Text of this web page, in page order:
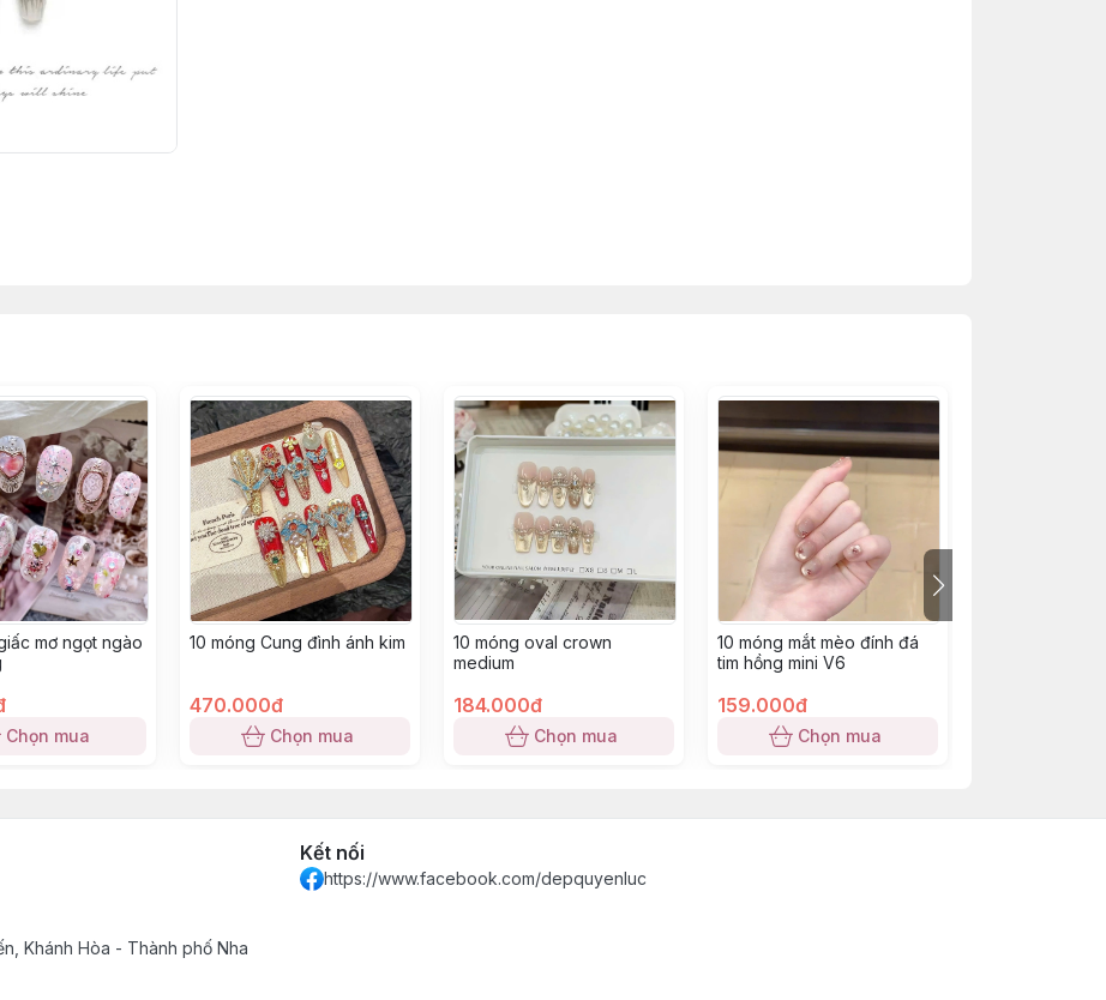
mơ ngọt ngào
Chọn mua
10 móng Cung đình ánh kim
470.000đ
Chọn mua
10 móng oval crown
medium
184.000đ
Chọn mua
10 móng mắt mèo đính đá
tim hồng mini V6
159.000đ
Chọn mua
Khánh Hòa - Thành phố Nha
Kết nối
https://www.facebook.com/depquyenluc